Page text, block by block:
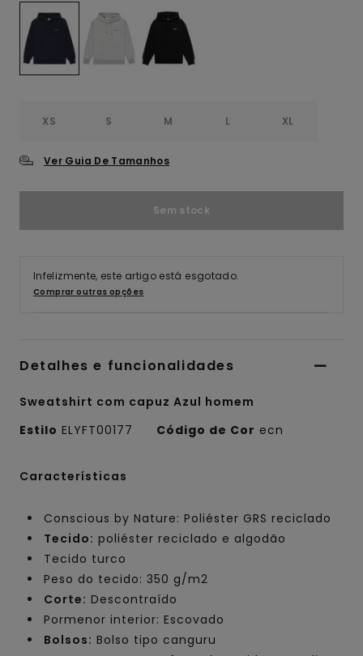
XS S M L XL
Ver Guia De Tamanhos
Sem stock
Infelizmente, este artigo está esgotado.
Comprar outras opções
Detalhes e funcionalidades
Sweatshirt com capuz Azul homem
Estilo ELYFT00177 Código de Cor ecn
Características
Conscious by Nature: Poliéster GRS reciclado
Tecido: poliéster reciclado e algodão
Tecido turco
Peso do tecido: 350 g/m2
Corte: Descontraído
Pormenor interior: Escovado
Bolsos: Bolso tipo canguru